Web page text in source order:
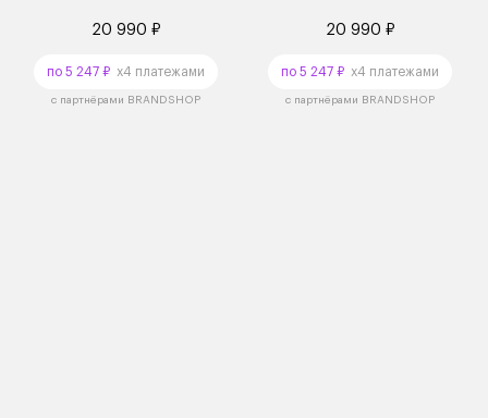
20 990 ₽
по 5 247 ₽ x4 платежами
с партнёрами BRANDSHOP
20 990 ₽
по 5 247 ₽ x4 платежами
с партнёрами BRANDSHOP